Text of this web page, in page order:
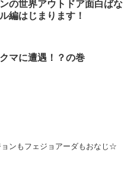
の世界アウトドア面白ばな
編はじまります！
マに遭遇！？の巻
ョンもフェジョアーダもおなじ☆